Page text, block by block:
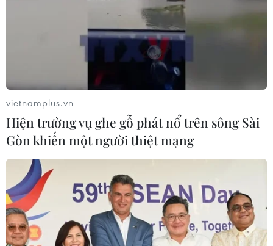
vietnamplus.vn
Hiện trường vụ ghe gỗ phát nổ trên sông Sài
Gòn khiến một người thiệt mạng